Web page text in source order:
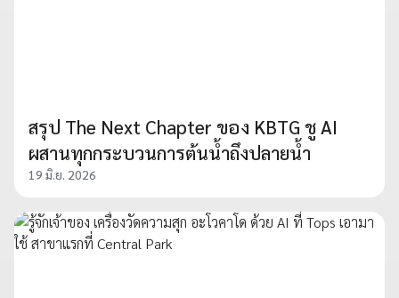
สรุป The Next Chapter ของ KBTG ชู AI
ผสานทุกกระบวนการต้นน้ำถึงปลายน้ำ
19 มิ.ย. 2026